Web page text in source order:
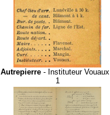
Autrepierre - Instituteur
1